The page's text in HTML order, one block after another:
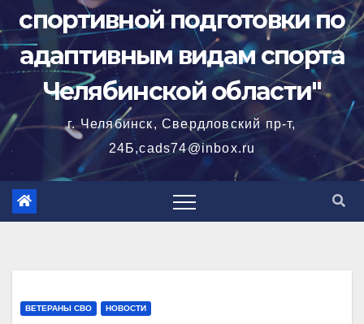
спортивной подготовки по
адаптивным видам спорта
Челябинской области"
г. Челябинск, Свердловский пр-т,
24Б,cads74@inbox.ru
ВЕТЕРАНЫ СВО НОВОСТИ